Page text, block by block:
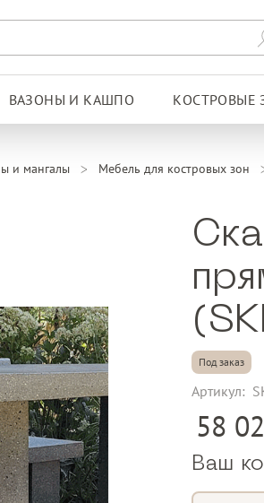
ВАЗОНЫ И КАШПО КОСТРОВЫЕ
и мангалы Мебель для костровых зон
Под заказ
Артикул:
58
Ваш